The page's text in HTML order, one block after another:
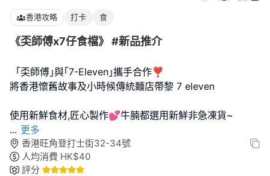
香港攻略 打卡 食
《奀師傅x7仔食檔》 #新品推介
｢奀師傅｣與｢7-Eleven｣攜手合作❣️
將香港懷舊故事及小時候傳統麵店帶黎 7 eleven
... 更多
香港旺角登打士街32-34號
人均消費 HK$40
評分